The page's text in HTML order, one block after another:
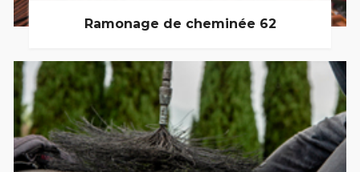
Ramonage de cheminée 62